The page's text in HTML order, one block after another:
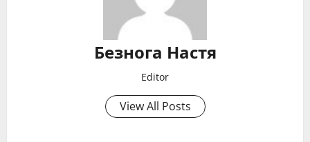
Безнога Настя
Editor
View All Posts